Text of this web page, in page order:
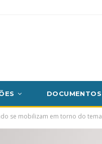
DOCUMENTOS
se mobilizam em torno do tema